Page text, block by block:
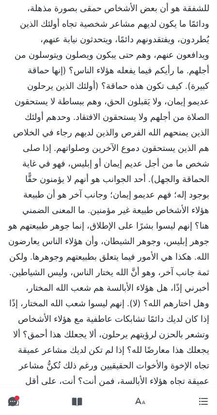
للشفقة هو أن بعض الأشخاص حمقى بصورة مذهلة،
ودائمًا ما يكون لديهم مشاعر شخصية تجاه أولئك الذين
يُطردون، ويفتقدونهم دائمًا، ويتحدثون نيابة عنهم،
ويدافعون عنهم، وهم حتى يبكون ويصلون ويتوسلون من
أجلهم. ما رأيكم فيما يفعله هؤلاء الناس؟ (إنها حماقة
كبيرة). كيف تكون هذه حماقة؟ (أولئك الذين يرحلون
عديمو إيمان، ولا يَقبلون الحق، وهم ببساطة لا يستحقون
الصلاة من أجلهم ولا يستحقون الافتقاد. وحدهم أولئك
الذين يمنحهم الله الفرص والذين لديهم رجاء في الخلاص
هم الذين يستحقون دموع الآخرين وصلواتهم. إذا صلى
شخص ما من أجل عديم إيمان أو إبليس، فهو في غاية
الحماقة والجهل). أحد الجوانب هو أنهم لا يؤمنون حقًّا
بوجود إله؛ فهم عديمو إيمان؛ وجانب آخر هو أن طبيعة
هؤلاء الأشخاص طبيعة غير مؤمنين. ما المعنى الضمني
هنا؟ إنهم ليسوا بشرًا على الإطلاق، إنما جوهر طبيعتهم هو
جوهر إبليس، وجوهر الشيطان، وأن هؤلاء الناس يعارضون
الله. هكذا هي الأمور فيما يتعلق بطبيعتهم وجوهرها. ولكن
ثمة جانب آخر، وهو أنَّ الله يختار الناس، وليس الشياطين.
أخبرني إذًا، هل هؤلاء الأبالسة هم شعب الله المختار،
وهل اختارهم الله؟ (لا). إنهم ليسوا شعب الله المختار، إذًا
إذا كان لديك دائمًا تشابكات عاطفية مع هؤلاء الأشخاص
وتشعر بالحزن لرؤيتهم يرحلون، ألا يجعلك هذا أحمق؟ ألا
يجعلك هذا معارضًا لله؟ إذا لم تكن لديك مشاعر عميقة
تجاه الإخوة والأخوات الحقيقيين ورغم ذلك تُكنُّ مشاعر
عميقة تجاه هؤلاء الأبالسة، فمن أنت؟ أنت، على أقل
تقدير، مشوَّش الذهن ولا ترى الناس وفق كلام الله، ولا